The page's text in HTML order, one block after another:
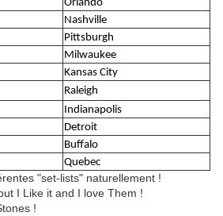
Orlando
Nashville
Pittsburgh
Milwaukee
Kansas City
Raleigh
Indianapolis
Detroit
Buffalo
Quebec
"set-lists" naturellement !
I Like it and I love Them !
!